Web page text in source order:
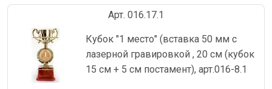
Арт. 016.17.1
Кубок "1 место" (вставка 50 мм с
лазерной гравировкой , 20 см (кубок
15 см + 5 см постамент), арт.016-8.1